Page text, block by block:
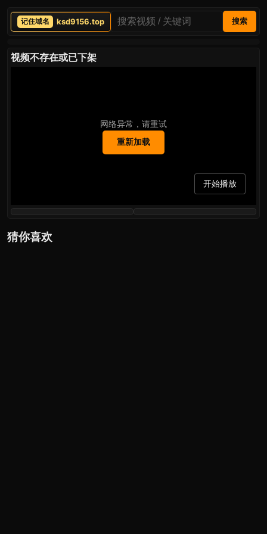
ksd9156.top 搜索
视频不存在或已下架
网络异常，请重试
重新加载
开始播放
猜你喜欢